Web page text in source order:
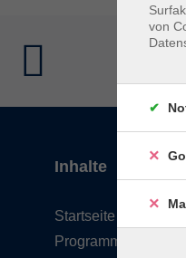
Inhalte
Startseite
Programm
von